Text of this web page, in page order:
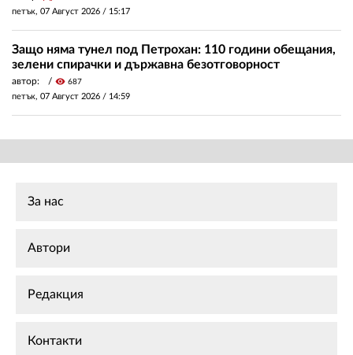
петък, 07 Август 2026 / 15:17
Защо няма тунел под Петрохан: 110 години обещания,
зелени спирачки и държавна безотговорност
автор: visibility 687
петък, 07 Август 2026 / 14:59
За нас
Автори
Редакция
Контакти